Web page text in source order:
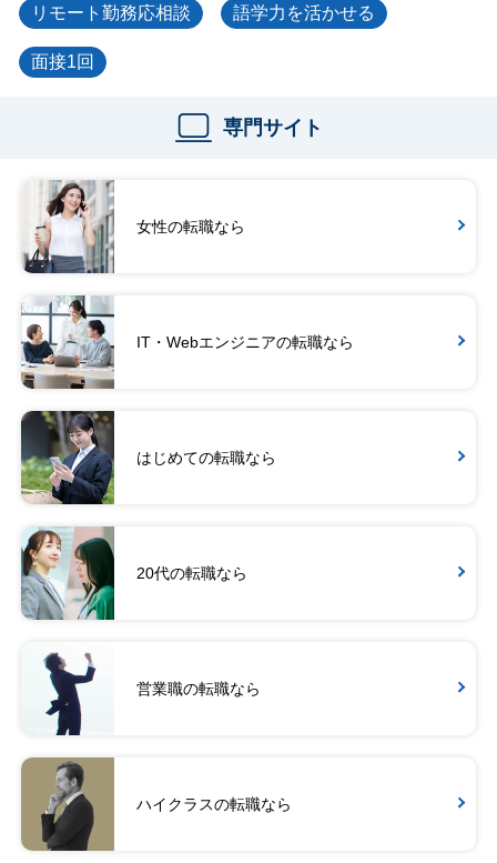
リモート勤務応相談 語学力を活かせる
面接1回
専門サイト
女性の転職なら
IT・Webエンジニアの転職なら
はじめての転職なら
20代の転職なら
営業職の転職なら
ハイクラスの転職なら